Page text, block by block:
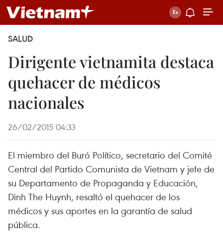
SALUD
Dirigente vietnamita destaca
quehacer de médicos
nacionales
26/02/2015 04:33
El miembro del Buró Político, secretario del Comité
Central del Partido Comunista de Vietnam y jefe de
su Departamento de Propaganda y Educación,
Dinh The Huynh, resaltó el quehacer de los
médicos y sus aportes en la garantía de salud
pública.